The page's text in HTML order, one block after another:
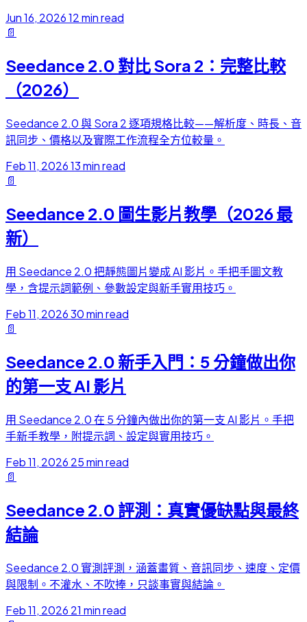
Jun 16, 202612 min read
📄
Seedance 2.0 對比 Sora 2：完整比較
（2026）
Seedance 2.0 與 Sora 2 逐項規格比較——解析度、時長、音
訊同步、價格以及實際工作流程全方位較量。
Feb 11, 202613 min read
📄
Seedance 2.0 圖生影片教學（2026 最
新）
用 Seedance 2.0 把靜態圖片變成 AI 影片。手把手圖文教
學，含提示詞範例、參數設定與新手實用技巧。
Feb 11, 202630 min read
📄
Seedance 2.0 新手入門：5 分鐘做出你
的第一支 AI 影片
用 Seedance 2.0 在 5 分鐘內做出你的第一支 AI 影片。手把
手新手教學，附提示詞、設定與實用技巧。
Feb 11, 2026 25 min read
📄
Seedance 2.0 評測：真實優缺點與最終
結論
Seedance 2.0 實測評測，涵蓋畫質、音訊同步、速度、定價
與限制。不灌水、不吹捧，只談事實與結論。
Feb 11, 2026 21 min read